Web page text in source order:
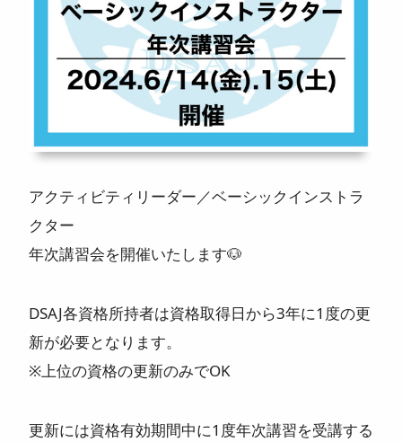
アクティビティリーダー／ベーシックインストラ
クター
年次講習会を開催いたします🐶
DSAJ各資格所持者は資格取得日から3年に1度の更
新が必要となります。
※上位の資格の更新のみでOK
更新には資格有効期間中に1度年次講習を受講する